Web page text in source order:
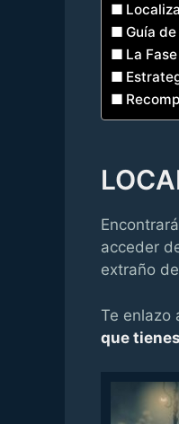
Guía
La
acceder
extraño
Te enlazo
que